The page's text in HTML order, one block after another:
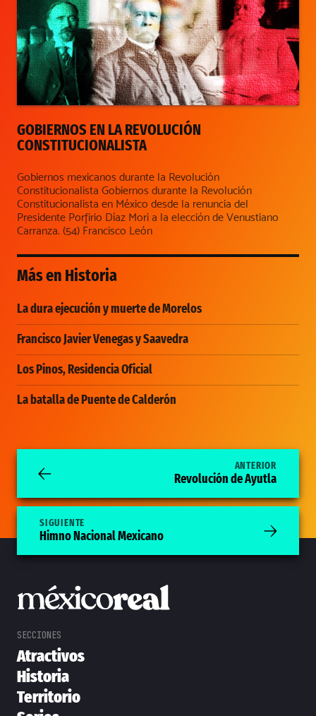
GOBIERNOS EN LA REVOLUCIÓN
CONSTITUCIONALISTA
Gobiernos mexicanos durante la Revolución
Constitucionalista Gobiernos durante la Revolución
Constitucionalista en México desde la renuncia del
Presidente Porfirio Díaz Mori a la elección de Venustiano
Carranza. (54) Francisco León
Más en Historia
La dura ejecución y muerte de Morelos
Francisco Javier Venegas y Saavedra
Los Pinos, Residencia Oficial
La batalla de Puente de Calderón
ANTERIOR
Revolución de Ayutla
SIGUIENTE
Himno Nacional Mexicano
Atractivos
Historia
Territorio